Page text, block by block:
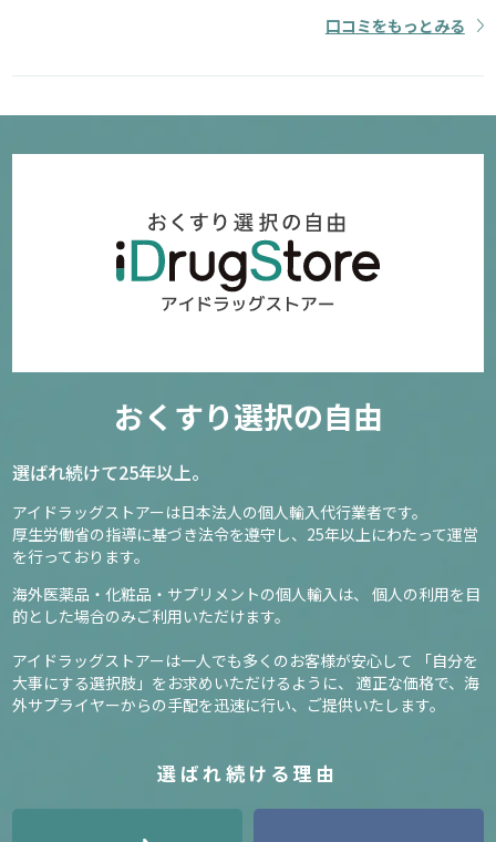
口コミをもっとみる
おくすり選択の自由
選ばれ続けて25年以上。
アイドラッグストアーは日本法人の個人輸入代行業者です。
厚生労働省の指導に基づき法令を遵守し、 25年以上にわたって運営
を行っております。
海外医薬品・化粧品・サプリメントの個人輸入は、 個人の利用を目
的とした場合のみご利用いただけます。
アイドラッグストアーは一人でも多くのお客様が安心して
「自分を
大事にする選択肢」をお求めいただけるように、 適正な価格で、海
外サプライヤーからの手配を迅速に行い、ご提供いたします。
選ばれ続ける理由